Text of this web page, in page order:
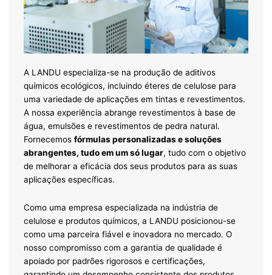
A LANDU especializa-se na produção de aditivos
químicos ecológicos, incluindo éteres de celulose para
uma variedade de aplicações em tintas e revestimentos.
A nossa experiência abrange revestimentos à base de
água, emulsões e revestimentos de pedra natural.
Fornecemos fórmulas personalizadas e soluções
abrangentes, tudo em um só lugar, tudo com o objetivo
de melhorar a eficácia dos seus produtos para as suas
aplicações específicas.
Como uma empresa especializada na indústria de
celulose e produtos químicos, a LANDU posicionou-se
como uma parceira fiável e inovadora no mercado. O
nosso compromisso com a garantia de qualidade é
apoiado por padrões rigorosos e certificações,